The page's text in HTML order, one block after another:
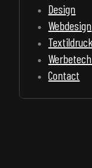
Design
Webdesign
Textildruck
Contact